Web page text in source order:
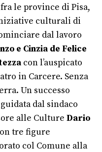
le province di Pisa,
culturali di
dal lavoro
e Cinzia de Felice
con l’auspicato
in Carcere. Senza
Un successo
dal sindaco
alle Culture Dario
tre figure
col Comune alla